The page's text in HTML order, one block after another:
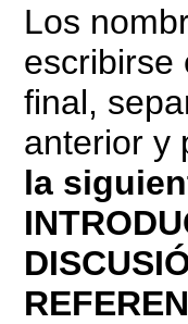
Los
escribirse
final,
anterior y
la